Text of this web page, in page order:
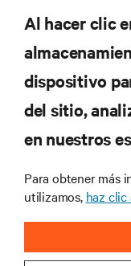
SOPORTE
CORPORATIVO
Al hacer clic
dispositivo
del sitio,
en nuestros
Para obtener más
utilizamos, haz clic